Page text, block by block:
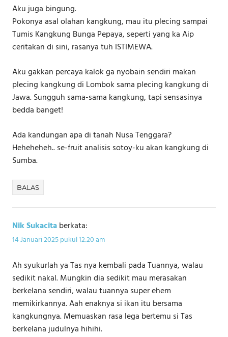
Aku juga bingung.
Pokonya asal olahan kangkung, mau itu plecing sampai
Tumis Kangkung Bunga Pepaya, seperti yang ka Aip
ceritakan di sini, rasanya tuh ISTIMEWA.
Aku gakkan percaya kalok ga nyobain sendiri makan
plecing kangkung di Lombok sama plecing kangkung di
Jawa. Sungguh sama-sama kangkung, tapi sensasinya
bedda banget!
Ada kandungan apa di tanah Nusa Tenggara?
Heheheheh.. se-fruit analisis sotoy-ku akan kangkung di
Sumba.
BALAS
Nik Sukacitaberkata:
14 Januari 2025 pukul 12:20 am
Ah syukurlah ya Tas nya kembali pada Tuannya, walau
sedikit nakal. Mungkin dia sedikit mau merasakan
berkelana sendiri, walau tuannya super ehem
memikirkannya. Aah enaknya si ikan itu bersama
kangkungnya. Memuaskan rasa lega bertemu si Tas
berkelana judulnya hihihi.